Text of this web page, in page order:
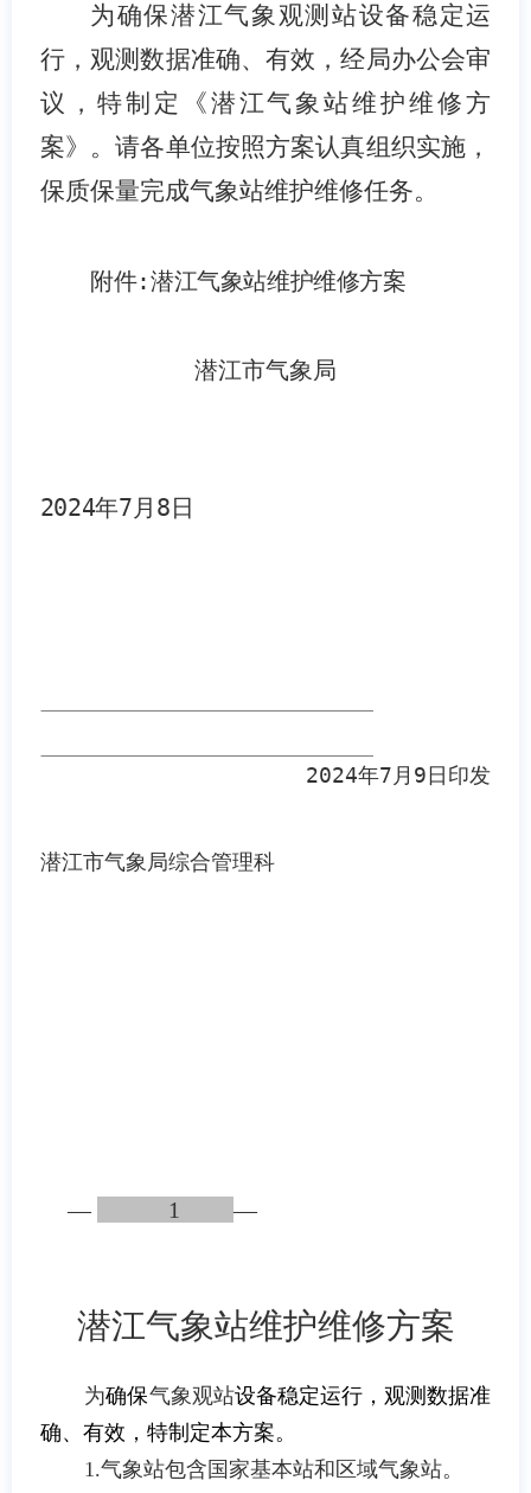
为确保潜江气象观测 站设备稳定运
行，观测数据准确、有效 ，经局办公会审
议， 特制定《潜江气象站维护维修方
案》 。请各单位按照方案认真组织实施，
保质保量完成气象站维护维修任务。
附件:潜江气象站维护维修方案
潜江市气象局
2024年7月 8 日
2024年7月 9日印发
潜江市气象局综合管理科
— 1 —
潜江气象站维护维修方案
为确保气象观站设备稳定运行，观测数据准
确、有效 ， 特制定本方案。
1.气象站包含国家基本站和区域气象站。